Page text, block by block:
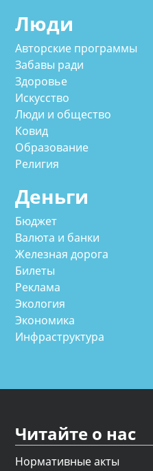
Люди
Авторские программы
Забавы ради
Здоровье
Искусство
Люди и общество
Ковид
Образование
Религия
Деньги
Бюджет
Валюта и банки
Железная дорога
Билеты
Реклама
Экология
Экономика
Инфраструктура
Читайте о нас
Нормативные акты